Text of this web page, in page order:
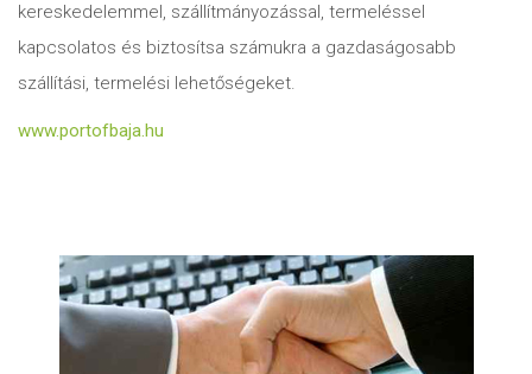
kereskedelemmel, szállítmányozással, termeléssel
kapcsolatos és biztosítsa számukra a gazdaságosabb
szállítási, termelési lehetőségeket.
www.portofbaja.hu